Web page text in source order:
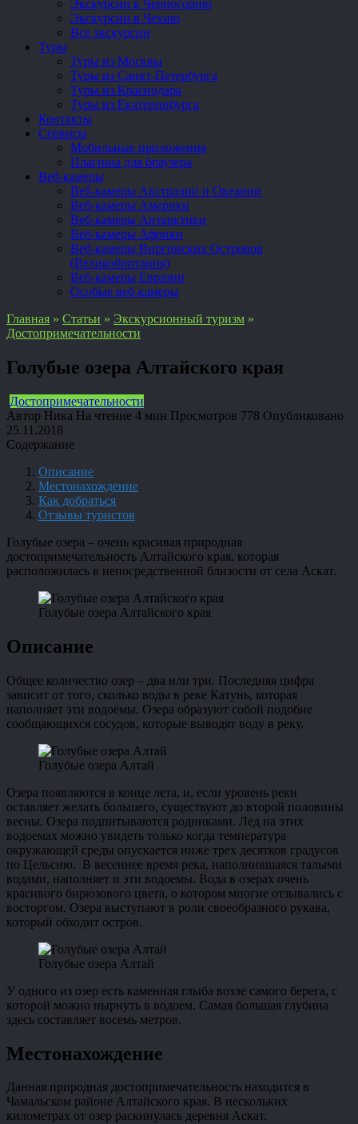
Экскурсии в Черногорию
Экскурсии в Чехию
Все экскурсии
Туры
Туры из Москвы
Туры из Санкт-Петербурга
Туры из Краснодара
Туры из Екатеринбурга
Контакты
Сервисы
Мобильные приложения
Плагины для браузера
Веб-камеры
Веб-камеры Австралии и Океании
Веб-камеры Америки
Веб-камеры Антарктики
Веб-камеры Африки
Веб-камеры Виргинских Островов
(Великобритания)
Веб-камеры Евразии
Особые веб-камеры
Главная » Статьи » Экскурсионный туризм »
Достопримечательности
Голубые озера Алтайского края
Достопримечательности
Автор Ника На чтение 4 мин Просмотров 778 Опубликовано
25.11.2018
Содержание
Описание
Местонахождение
Как добраться
Отзывы туристов
Голубые озера – очень красивая природная
достопримечательность Алтайского края, которая
расположилась в непосредственной близости от села Аскат.
Голубые озера Алтайского края
Описание
Общее количество озер – два или три. Последняя цифра
зависит от того, сколько воды в реке Катунь, которая
наполняет эти водоемы. Озера образуют собой подобие
сообщающихся сосудов, которые выводят воду в реку.
Голубые озера Алтай
Озера появляются в конце лета, и, если уровень реки
оставляет желать большего, существуют до второй половины
весны. Озера подпитываются родниками. Лед на этих
водоемах можно увидеть только когда температура
окружающей среды опускается ниже трех десятков градусов
по Цельсию. В весеннее время река, наполнившаяся талыми
водами, наполняет и эти водоемы. Вода в озерах очень
красивого бирюзового цвета, о котором многие отзывались с
восторгом. Озера выступают в роли своеобразного рукава,
который обходит остров.
Голубые озера Алтай
У одного из озер есть каменная глыба возле самого берега, с
которой можно нырнуть в водоем. Самая большая глубина
здесь составляет восемь метров.
Местонахождение
Данная природная достопримечательность находится в
Чамальском районе Алтайского края. В нескольких
километрах от озер раскинулась деревня Аскат.